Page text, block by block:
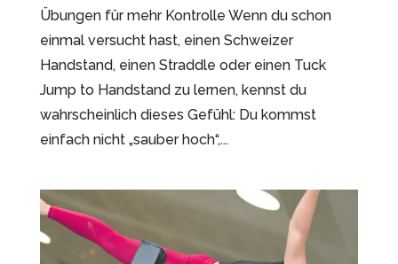
Übungen für mehr Kontrolle Wenn du schon
einmal versucht hast, einen Schweizer
Handstand, einen Straddle oder einen Tuck
Jump to Handstand zu lernen, kennst du
wahrscheinlich dieses Gefühl: Du kommst
einfach nicht „sauber hoch“,...